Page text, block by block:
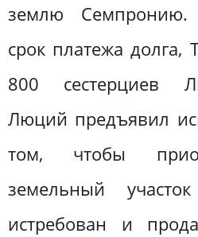
землю Семпронию.
срок платежа долга,
800 сестерциев
Люций предъявил
том, чтобы
земельный
истребован и